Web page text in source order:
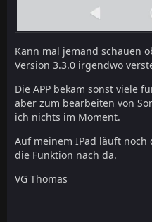
Kann mal jemand schauen
Version 3.3.0 irgendwo
Die APP bekam sonst viele
aber zum bearbeiten von
ich nichts im Moment.
Auf meinem IPad läuft noch
die Funktion nach da.
VG Thomas